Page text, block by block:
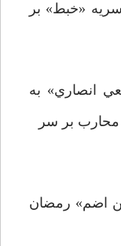
«خبط» بر
انصاري» به
بر سر
اضم» رمضان